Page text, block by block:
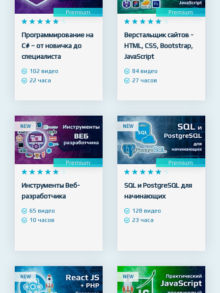
NEW
Premium

  
    5
Программирование на
C# – от новичка до
специалиста
NEW
Premium
    
     5
Верстальщик сайтов -
HTML, CSS, Bootstrap,
JavaScript
NEW
    
     5
Инструменты Веб-
разработчика
NEW
Premium
    
     5
SQL и PostgreSQL для
начинающих